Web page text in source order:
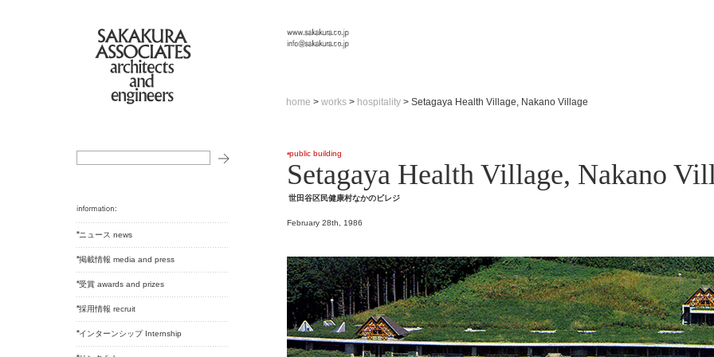
home > works > hospitality > Setagaya Health Village, Nakano Village
ニュース news
掲載情報 media and press
受賞 awards and prizes
採用情報 recruit
インターンシップ Internship
public building
Setagaya Health Village, Nakano
世田谷区民健康村なかのビレジ
February 28th, 1986